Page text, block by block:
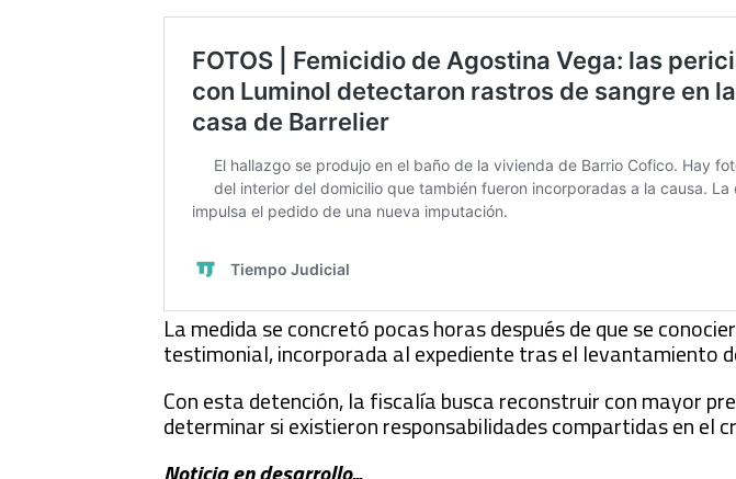
La medida se concretó pocas horas después de que se
testimonial, incorporada al expediente tras el levantamiento
Con esta detención, la fiscalía busca reconstruir con mayor
determinar si existieron responsabilidades compartidas en el